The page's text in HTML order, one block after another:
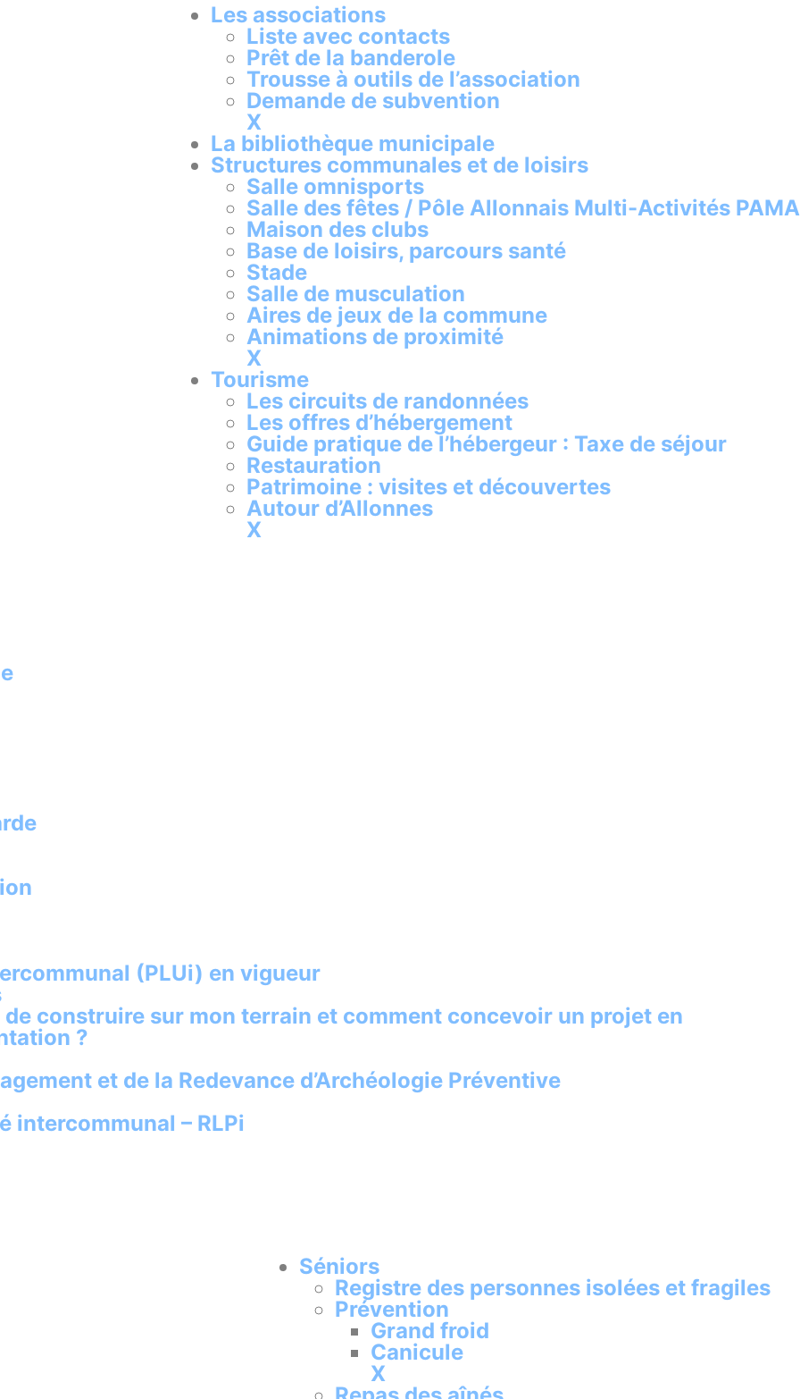
Les associations
Liste avec contacts
Prêt de la banderole
Trousse à outils de l’association
Demande de subvention
X
La bibliothèque municipale
Structures communales et de loisirs
Salle omnisports
Salle des fêtes / Pôle Allonnais Multi-Activités PAMA
Maison des clubs
Base de loisirs, parcours santé
Stade
Salle de musculation
Aires de jeux de la commune
Animations de proximité
X
Tourisme
Les circuits de randonnées
Les offres d’hébergement
Guide pratique de l’hébergeur : Taxe de séjour
Restauration
Patrimoine : visites et découvertes
Autour d’Allonnes
X
(PLUi) en vigueur
construire sur mon terrain et comment concevoir un projet en
?
et de la Redevance d’Archéologie Préventive
intercommunal – RLPi
Séniors
Registre des personnes isolées et fragiles
Prévention
Grand froid
Canicule
X